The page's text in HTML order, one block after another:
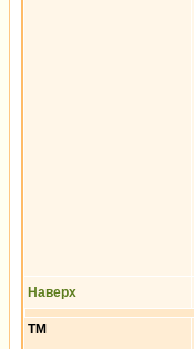
Наверх
ТМ